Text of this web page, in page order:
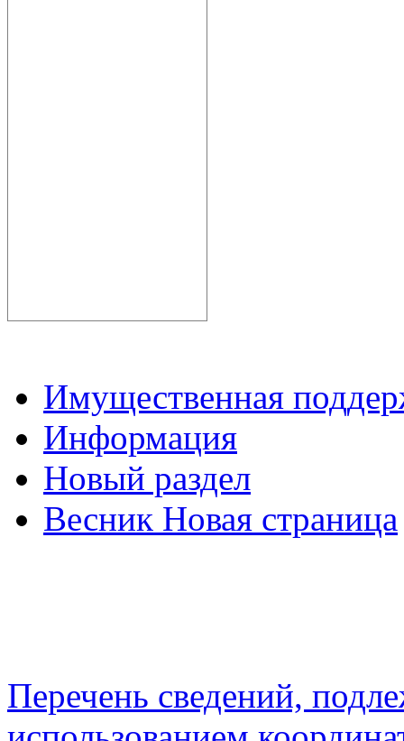
Имущественная
Информация
Новый раздел
Весник Новая страница
Перечень сведений,